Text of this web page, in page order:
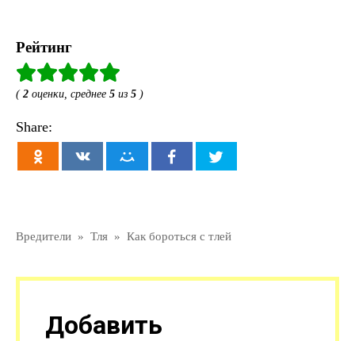
Рейтинг
(2 оценки, среднее 5 из 5 )
Share:
Вредители » Тля » Как бороться с тлей
Добавить